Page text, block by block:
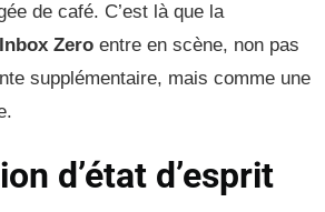
de café. C’est là que la
Zero entre en scène, non pas
supplémentaire, mais comme une
d’état d’esprit